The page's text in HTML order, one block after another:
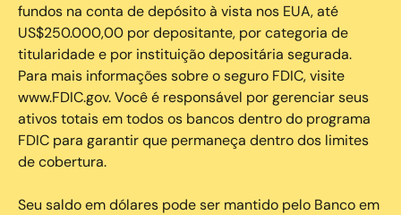
fundos na conta de depósito à vista nos EUA, até
US$250.000,00 por depositante, por categoria de
titularidade e por instituição depositária segurada.
Para mais informações sobre o seguro FDIC, visite
www.FDIC.gov. Você é responsável por gerenciar seus
ativos totais em todos os bancos dentro do programa
FDIC para garantir que permaneça dentro dos limites
de cobertura.
Seu saldo em dólares pode ser mantido pelo Banco em